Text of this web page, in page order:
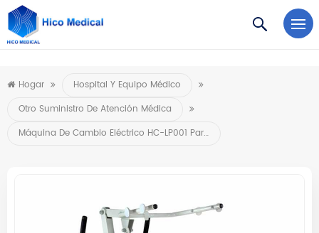
https://www.microsoft.com/en-us/microsoft-teams/log-in
Hogar
Hospital Y Equipo Médico
Otro Suministro De Atención Médica
Máquina De Cambio Eléctrico HC-LP001 Para Paciente Paralítico